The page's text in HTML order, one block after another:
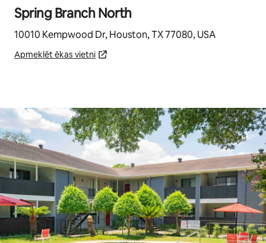
Spring Branch North
10010 Kempwood Dr, Houston, TX 77080, USA
Apmeklēt ēkas vietni